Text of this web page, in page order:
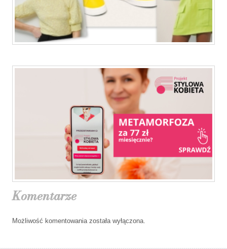
Komentarze
Możliwość komentowania została wyłączona.